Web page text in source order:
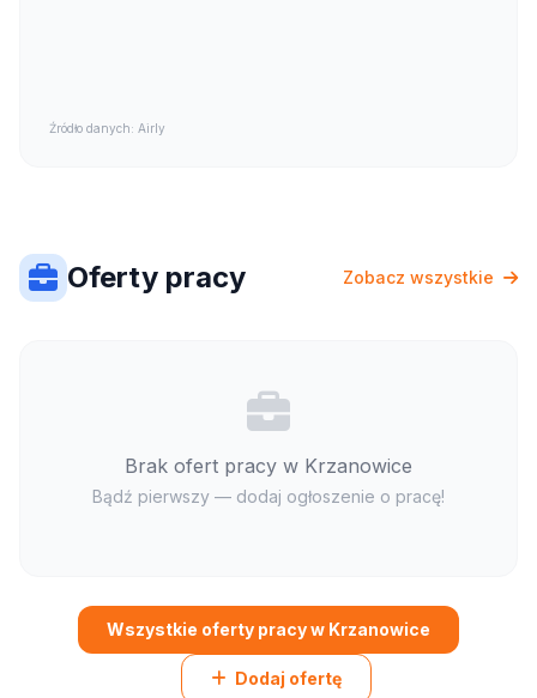
Źródło danych: Airly
Oferty pracy Zobacz wszystkie
Brak ofert pracy w Krzanowice
Bądź pierwszy — dodaj ogłoszenie o pracę!
Wszystkie oferty pracy w Krzanowice
Dodaj ofertę